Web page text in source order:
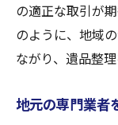
の適正な取引が
のように、地域
ながり、遺品整
地元の専門業者